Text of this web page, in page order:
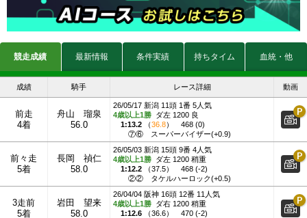
競走成績 最新情報 条件実績 持ちタイム 血統・他
成績 騎手 レース詳細 動画
前走
4着
舟山 瑠泉
56.0
26/05/17 新潟 11頭 1番 5人気
4歳以上1勝 ダ左 1200 良
1:13.2 （36.8）
468 (0)
⑦⑥
スーパーバイザー(+0.9)
前々走
5着
長岡 禎仁
58.0
26/05/03 新潟 15頭 9番 4人気
4歳以上1勝 ダ左 1200 稍重
1:12.2 （37.5）
468 (-2)
②②
タケルハーロック(+0.5)
3走前
5着
岩田 望来
58.0
26/04/04 阪神 16頭 12番 11人気
4歳以上1勝 ダ右 1200 稍重
1:12.6 （36.6）
470 (-2)